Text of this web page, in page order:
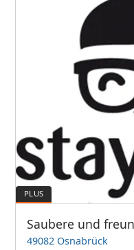
49082 Osnabrück